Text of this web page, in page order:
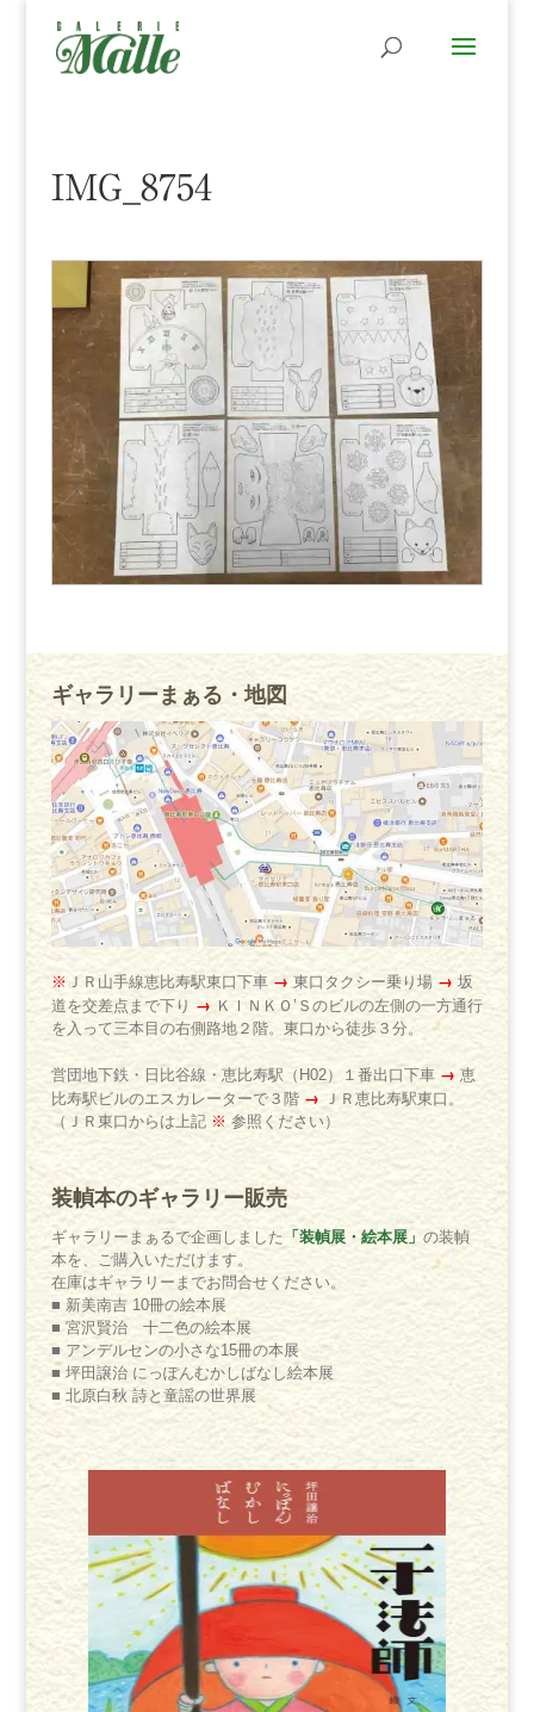
IMG_8754
ギャラリーまぁる・地図
※ ＪＲ山手線恵比寿駅東口下車 →東口タクシー乗り場 → 坂
道を交差点まで下り → ＫＩＮＫＯ’Ｓのビルの左側の一方通行
を入って三本目の右側路地２階。東口から徒歩３分。
営団地下鉄・日比谷線・恵比寿駅（H02）１番出口下車 → 恵
比寿駅ビルのエスカレーターで３階 →
ＪＲ恵比寿駅東口。
（ＪＲ東口からは上記※ 参照ください）
装幀本のギャラリー販売
ギャラリーまぁるで企画しました 「装幀展・絵本展」 の装幀
本を、ご購入いただけます。
在庫はギャラリーまでお問合せください。
■ 新美南吉 10冊の絵本展
■ 宮沢賢治 十二色の絵本展
■ アンデルセンの小さな15冊の本展
■ 坪田譲治 にっぽんむかしばなし絵本展
■ 北原白秋 詩と童謡の世界展